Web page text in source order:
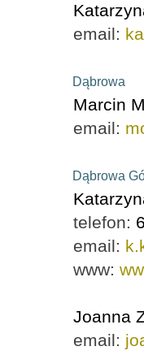
email:
Dąbrowa
Marcin
email:
Dąbrowa
telefon:
email:
www:
Joanna
email: